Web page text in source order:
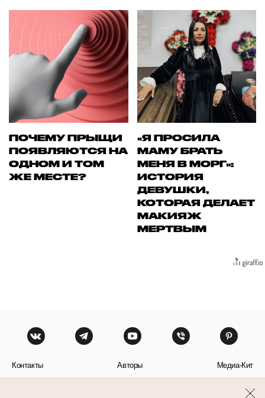
ПОЧЕМУ ПРЫЩИ
ПОЯВЛЯЮТСЯ НА
ОДНОМ И ТОМ
ЖЕ МЕСТЕ?
«Я ПРОСИЛА
МАМУ БРАТЬ
МЕНЯ В МОРГ»:
ИСТОРИЯ
ДЕВУШКИ,
КОТОРАЯ ДЕЛАЕТ
МАКИЯЖ
МЕРТВЫМ
Контакты Авторы Медиа-Кит